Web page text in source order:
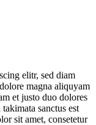
elitr, sed diam
magna aliquyam
et justo duo dolores
sanctus est
sit amet, consetetur